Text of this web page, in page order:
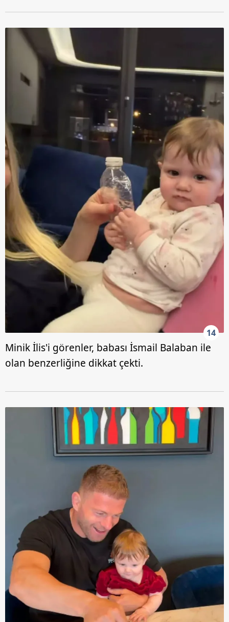
14
Minik İlis'i görenler, babası İsmail Balaban ile
olan benzerliğine dikkat çekti.